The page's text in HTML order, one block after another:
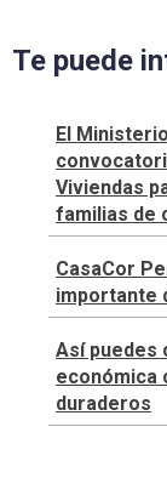
Te puede
El
Viviendas
familias de
CasaCor
importante
Así puedes
económica
duraderos